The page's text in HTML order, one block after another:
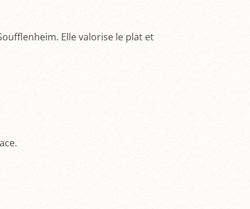
Elle valorise le plat et